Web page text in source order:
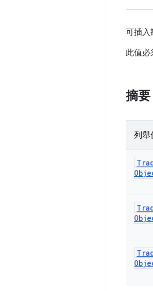
可插入
此值必
摘要
列舉